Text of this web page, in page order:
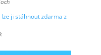
ji stáhnout zdarma z